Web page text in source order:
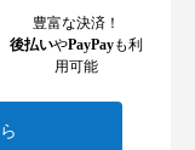
豊富な決済！
後払いやPayPayも利
用可能